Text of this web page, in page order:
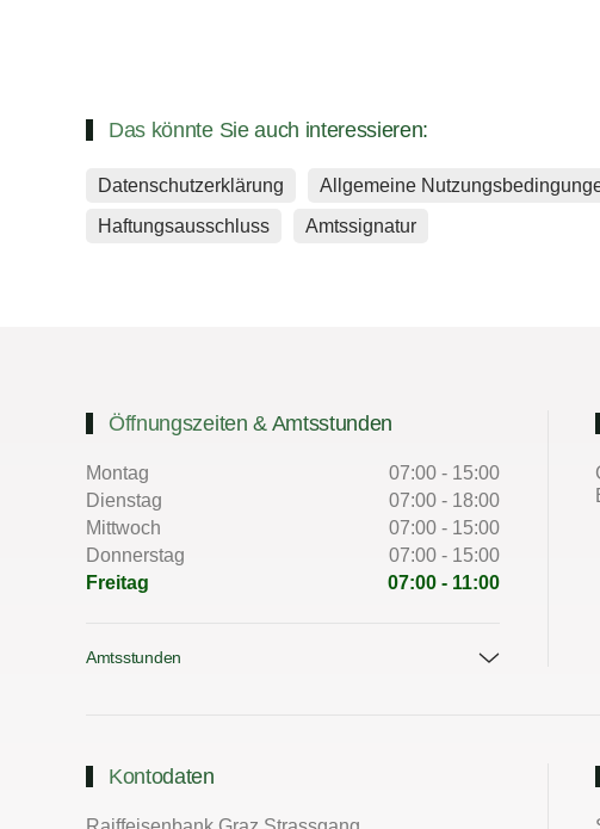
Das könnte Sie auch interessieren:
Datenschutzerklärung
Allgemeine
Haftungsausschluss
Amtssignatur
Öffnungszeiten & Amtsstunden
Montag
07:00 - 15:00
Dienstag
07:00 - 18:00
Mittwoch
07:00 - 15:00
Donnerstag
07:00 - 15:00
Freitag
07:00 - 11:00
Amtsstunden
Kontodaten